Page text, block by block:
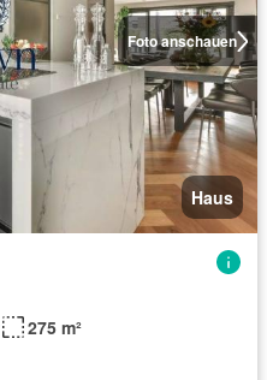
Foto anschauen
Haus
275 m²